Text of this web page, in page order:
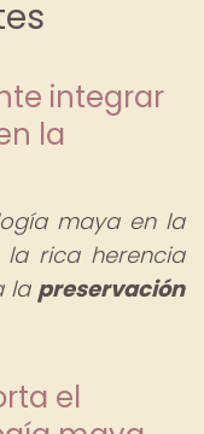
integrar
la
maya en la
rica herencia
la preservación
el